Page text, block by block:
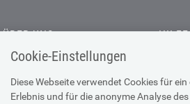
Cookie-Einstellungen
Diese Webseite verwendet Cookies für
Erlebnis und für die anonyme Analyse
ÜBER UNS
Kontakt
Offene Stellen
Presse
HILFE
Hilfe